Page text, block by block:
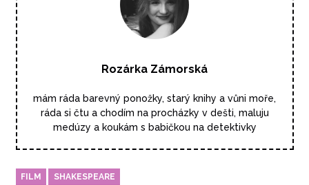
Rozárka Zámorská
mám ráda barevný ponožky, starý knihy a vůni moře,
ráda si čtu a chodím na procházky v dešti, maluju
medúzy a koukám s babičkou na detektivky
FILM SHAKESPEARE